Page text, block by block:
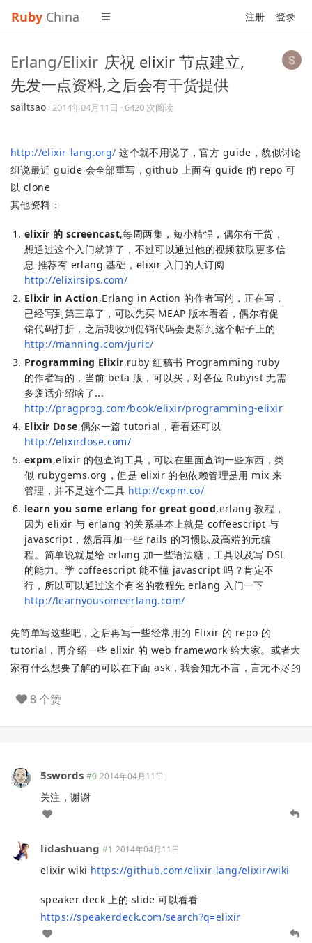
Ruby China 注册 登录
Erlang/Elixir 庆祝 elixir 节点建立,
先发一点资料,之后会有干货提供
sailtsao ·2014年04月11日 · 6420 次阅读
http://elixir-lang.org/ 这个就不用说了，官方 guide，貌似讨论
组说最近 guide 会全部重写，github 上面有 guide 的 repo 可
以 clone
其他资料：
elixir 的 screencast,每周两集，短小精悍，偶尔有干货，
想通过这个入门就算了，不过可以通过他的视频获取更多信
息 推荐有 erlang 基础，elixir 入门的人订阅
http://elixirsips.com/
Elixir in Action,Erlang in Action 的作者写的，正在写，
已经写到第三章了，可以先买 MEAP 版本看着，偶尔有促
销代码打折，之后我收到促销代码会更新到这个帖子上的
http://manning.com/juric/
Programming Elixir,ruby 红稿书 Programming ruby
的作者写的，当前 beta 版，可以买，对各位 Rubyist 无需
多废话介绍啥了...
http://pragprog.com/book/elixir/programming-elixir
Elixir Dose,偶尔一篇 tutorial，看看还可以
http://elixirdose.com/
expm,elixir 的包查询工具，可以在里面查询一些东西，类
似 rubygems.org，但是 elixir 的包依赖管理是用 mix 来
管理，并不是这个工具 http://expm.co/
learn you some erlang for great good,erlang 教程，
因为 elixir 与 erlang 的关系基本上就是 coffeescript 与
javascript，然后再加一些 rails 的习惯以及高端的元编
程。简单说就是给 erlang 加一些语法糖，工具以及写 DSL
的能力。学 coffeescript 能不懂 javascript 吗？肯定不
行，所以可以通过这个有名的教程先 erlang 入门一下
http://learnyousomeerlang.com/
先简单写这些吧，之后再写一些经常用的 Elixir 的 repo 的
tutorial，再介绍一些 elixir 的 web framework 给大家。或者大
家有什么想要了解的可以在下面 ask，我会知无不言，言无不尽的
8 个赞
5swords #0 2014年04月11日
关注，谢谢
lidashuang #1 2014年04月11日
elixir wiki https://github.com/elixir-lang/elixir/wiki
speaker deck 上的 slide 可以看看
https://speakerdeck.com/search?q=elixir